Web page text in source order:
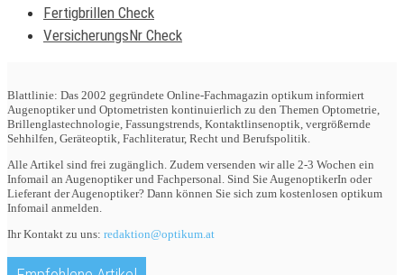
Fertigbrillen Check
VersicherungsNr Check
Blattlinie: Das 2002 gegründete Online-Fachmagazin optikum informiert
Augenoptiker und Optometristen kontinuierlich zu den Themen Optometrie,
Brillenglastechnologie, Fassungstrends, Kontaktlinsenoptik, vergrößernde
Sehhilfen, Geräteoptik, Fachliteratur, Recht und Berufspolitik.
Alle Artikel sind frei zugänglich. Zudem versenden wir alle 2-3 Wochen ein
Infomail an Augenoptiker und Fachpersonal. Sind Sie AugenoptikerIn oder
Lieferant der Augenoptiker? Dann können Sie sich zum kostenlosen optikum
Infomail anmelden.
Ihr Kontakt zu uns: redaktion@optikum.at